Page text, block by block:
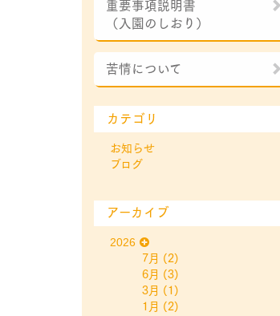
重要事項説明書
（入園のしおり）
苦情について
カテゴリ
お知らせ
ブログ
アーカイブ
2026
7月
(2)
6月
(3)
3月
(1)
1月
(2)